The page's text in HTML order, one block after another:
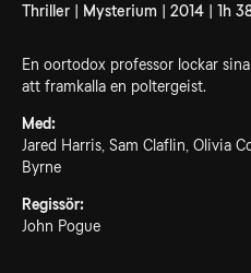
Thriller | Mysterium | 2014 | 1h
En oortodox professor lockar
att framkalla en poltergeist.
Med:
Jared Harris, Sam Claflin, Olivia
Byrne
Regissör:
John Pogue